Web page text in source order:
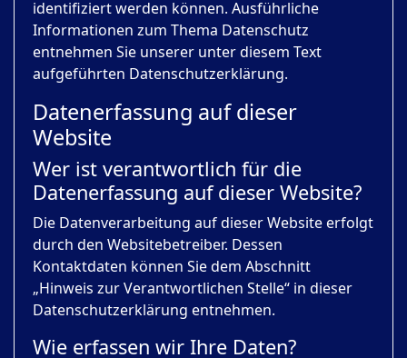
identifiziert werden können. Ausführliche
Informationen zum Thema Datenschutz
entnehmen Sie unserer unter diesem Text
aufgeführten Datenschutzerklärung.
Datenerfassung auf dieser
Website
Wer ist verantwortlich für die
Datenerfassung auf dieser Website?
Die Datenverarbeitung auf dieser Website erfolgt
durch den Websitebetreiber. Dessen
Kontaktdaten können Sie dem Abschnitt
„Hinweis zur Verantwortlichen Stelle“ in dieser
Datenschutzerklärung entnehmen.
Wie erfassen wir Ihre Daten?